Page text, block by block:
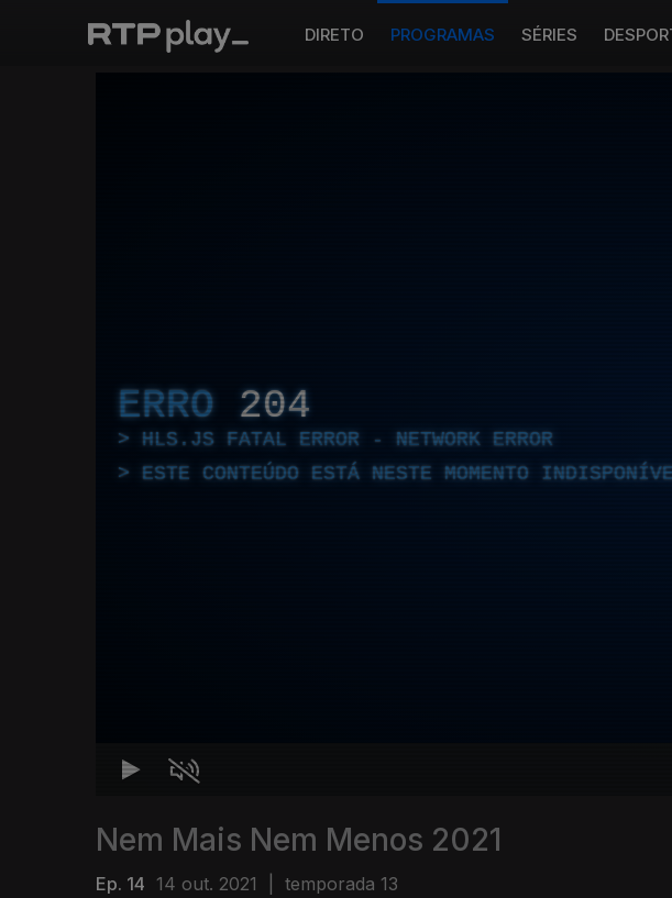
DIRETO PROGRAMAS SÉRIES
ERRO 204
HLS.JS FATAL ERROR - NETWORK ERROR
ESTE CONTEÚDO ESTÁ NESTE MOMENTO
Nem Mais Nem Menos 2021
Ep. 14 14 out. 2021 temporada 13